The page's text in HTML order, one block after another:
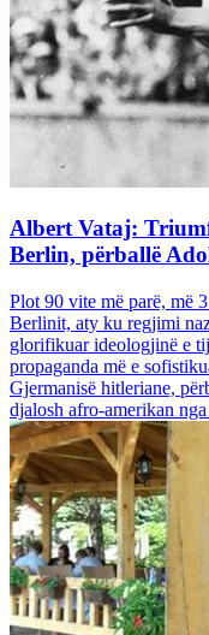
Albert Vataj:
Berlin, përballë
Plot 90 vite më parë, më
Berlinit, aty ku regjimi
glorifikuar ideologjinë e
propaganda më e
Gjermanisë hitleriane,
djalosh afro-amerikan